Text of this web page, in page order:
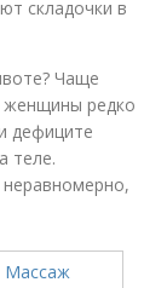
складочки в
Чаще
женщины редко
дефиците
теле.